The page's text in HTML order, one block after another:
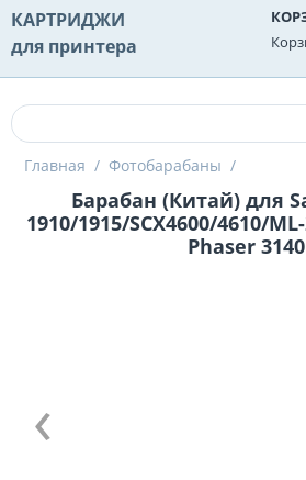
КАРТРИДЖИ
для принтера
Главная / Фотобарабаны /
Барабан (Китай) для
1910/1915/SCX4600/4610/
Phaser 3140